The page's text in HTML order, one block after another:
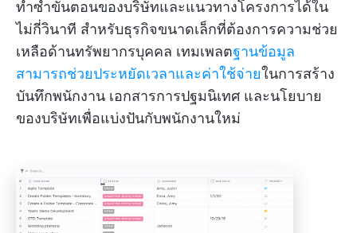
ทำซ้ำขั้นตอนของบริษัทและแนวทางโครงการได้ใน
ไม่กี่วินาที สำหรับธุรกิจขนาดเล็กที่ต้องการความช่วย
เหลือด้านทรัพยากรบุคคล เทมเพลตฐานข้อมูล
สามารถช่วยประหยัดเวลาและค่าใช้จ่ายในการสร้าง
บันทึกพนักงาน เอกสารการปฐมนิเทศ และนโยบาย
ของบริษัทเพื่อแบ่งปันกับพนักงานใหม่